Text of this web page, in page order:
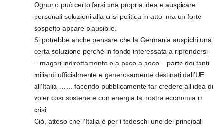
Ognuno può certo farsi una propria idea e auspicare
personali soluzioni alla crisi politica in atto, ma un forte
sospetto appare plausibile.
Si potrebbe anche pensare che la Germania auspichi una
certa soluzione perché in fondo interessata a riprendersi
– magari indirettamente e a poco a poco – parte dei tanti
miliardi ufficialmente e generosamente destinati dall’UE
all’Italia …… facendo pubblicamente far credere all’idea di
voler così sostenere con energia la nostra economia in
crisi.
Ciò, atteso che l’Italia è per i tedeschi uno dei principali